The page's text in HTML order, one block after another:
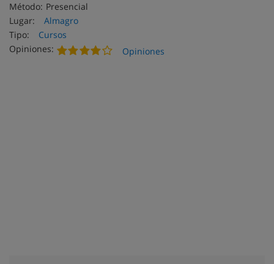
Método: Presencial
Lugar:
Almagro
Tipo:
Cursos
Opiniones:
Opiniones